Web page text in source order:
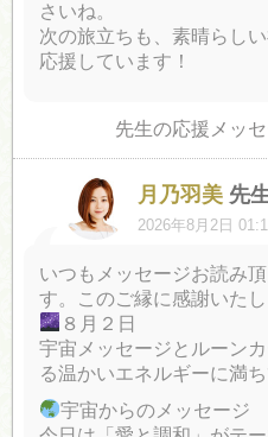
さいね。
次の旅立ちも、素晴らし
応援しています！
先生の応援メッ
月乃羽美 先
2026年8月2日
いつもメッセージお読み
す。このご縁に感謝いたし
８月２日
宇宙メッセージとルーン
る温かいエネルギーに満ち
宇宙からのメッセージ